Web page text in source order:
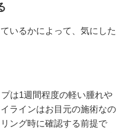
いるかによって、気にした
は1週間程度の軽い腫れや
ラインはお目元の施術なの
ング時に確認する前提で